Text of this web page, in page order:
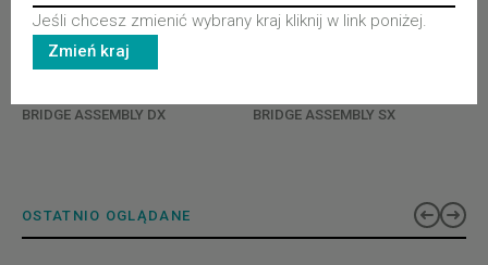
3201040180V01
BRIDGE ASSEMBLY DX BRIDGE ASSEMBLY SX
OSTATNIO OGLĄDANE
Jeśli chcesz zmienić wybrany kraj kliknij w link poniżej.
Zmień kraj